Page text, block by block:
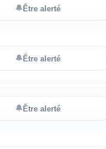
🔔Être alerté
🔔Être alerté
🔔Être alerté